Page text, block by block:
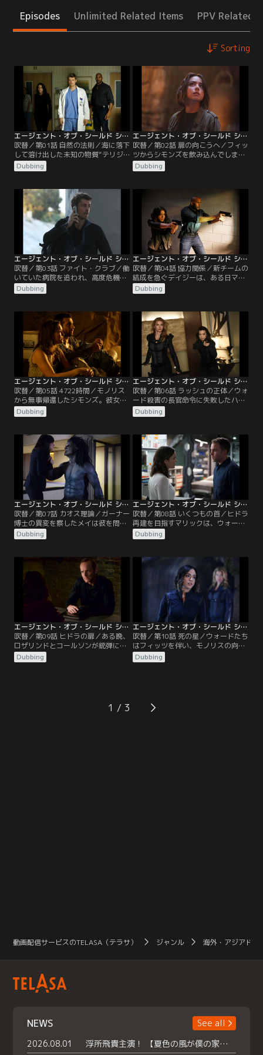
Episodes Unlimited Related Items PPV Related
Sorting
エージェント・オブ・シールド シーズン3 第01話／吹替【MARVEL】
吹替／第01話 自然の法則／海に落下
して溶け出した未知の物質“テリジ
ェン”。その物質を含んだフィッシ
ュオイルを多くの人が摂取したこと
マンズ（特殊能力者）”が覚醒して
いた。世界が混乱し始める中、シー
ルドは彼らの保護に動き出すが、常
に“謎の武装集団”に先を越されてし
Dubbing
エージェント・オブ・シールド シーズン3 第02話／吹替【MARVEL】
吹替／第02話 扉の向こうへ／フィッ
ツからシモンズを飲み込んでしまっ
たモノリスが“時空の扉”ではないか
と告げられたコールソンは、その分
を仰ぐ。やがて、彼の目撃談をもと
に英国のグロスタシャーの城へ向か
ったシールドは、奇妙な隠し部屋に
辿り着くと、そこでモノリスを収納
していたかのような“穴”と“ある機
械”を見つけ…。
Dubbing
エージェント・オブ・シールド シーズン3 第03話／吹替【MARVEL】
吹替／第03話 ファイト・クラブ／働
いていた病院を追われ、高度危機抑
制部隊“ATCU”に指名手配されたリ
ンカーン。追い詰められた彼は、唯
一方、ハンターはメイの協力のも
と、彼女と共にヒドラにコネがある
友人のスパッドに近づく。手始めに
武器売買の話を彼に持ちかけると、
取引をするためにはある条件を満た
す必要があるという。
Dubbing
エージェント・オブ・シールド シーズン3 第04話／吹替【MARVEL】
吹替／第04話 協力関係／新チームの
結成を急ぐデイジーは、ある日マッ
クと共に新人勧誘に出かけると、コ
ールソンからインヒューマンズが襲
現場に駆けつけると、既に被害者3
人は死亡しており、以前病院でリン
カーンを襲った怪物が再び現れたこ
とがわかる。現場で採取した怪物の
毛束をDNA解析した結果、犯人はイ
ンヒューマンズと判明。
Dubbing
エージェント・オブ・シールド シーズン3 第05話／吹替【MARVEL】
吹替／第05話 4722時間／モノリス
から無事帰還したシモンズ。彼女は
4722時間の出来事を包み隠さずフィ
ッツに語り始める。謎の惑星に到着
が、14年前にNASAから派遣された
宇宙飛行士ウィルと出会ったこと。
そして惑星で起きた悲劇と、そこに
住む謎の生物の恐ろしさ、ウィルと
地球に帰還しようと努力したが、挫
折した…。
Dubbing
エージェント・オブ・シールド シーズン3 第06話／吹替【MARVEL】
吹替／第06話 ラッシュの正体／ウォ
ード殺害の長官命令に失敗したハン
ターは任務から外される。その代わ
り、メイがシールドに完全復帰を果
ナー博士を殺そうとしたからだ。早
速メイはモースを現場に復帰させ、
2人で学生アレックスを装っていた
ウェルナー・フォン・ストラッカー
を追う。
Dubbing
エージェント・オブ・シールド シーズン3 第07話／吹替【MARVEL】
吹替／第07話 カオス理論／ガーナー
博士の異変を察したメイは彼を問い
ただしていた。すると、パニックを
起こした博士はメイを拉致し、大学
マックは極秘にリンカーンからラッ
シュの情報を聞き、彼を連れて本部
に戻ってきた。大統領に会うために
移動中だったコールソンは、リンカ
ーンの情報を知ると…。
Dubbing
エージェント・オブ・シールド シーズン3 第08話／吹替【MARVEL】
吹替／第08話 いくつもの首／ヒドラ
再建を目指すマリックは、ウォード
殺害を企むが失敗に終わる。危機を
脱したウォードはヒドラの元リーダ
まで辿り着くが…。一方、コールソ
ンはATCUの真の狙いを突き止めよ
うと、ガーナー博士のモジュールが
施設に運ばれるチャンスを活か
し“スポットライト作戦”を決行。
Dubbing
エージェント・オブ・シールド シーズン3 第09話／吹替【MARVEL】
吹替／第09話 ヒドラの扉／ある晩、
ロザリンドとコールソンが銃弾に襲
われた。間一髪で一命を取り留めた
コールソンは、ウォードによるもの
に長官代理を任命する。一方、シー
ルドはマリックが時空の扉を開けよ
Dubbing
エージェント・オブ・シールド シーズン3 第10話／吹替【MARVEL】
吹替／第10話 死の星／ウォードたち
はフィッツを伴い、モノリスの向こ
う側にある惑星に到着。すると、フ
ィッツが惑星の案内役としてウィル
が運搬されていることを知る。長官
代理のマックには仲間とインヒュー
Dubbing
1
動画配信サービスのTELASA（テラサ） ジャンル 海外・アジアドラ
NEWS
See all
2026.08.01
浮所飛貴主演！ 【夏色の風が僕の家にやってきた】 本日よりテラサで独占配信スタート！